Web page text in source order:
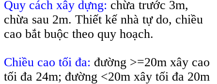
Quy cách xây dựng: chừa trước 3m,
chừa sau 2m. Thiết kế nhà tự do, chiều
cao bắt buộc theo quy hoạch.
Chiều cao tối đa: đường >=20m xây cao
tối đa 24m; đường <20m xây tối đa 20m